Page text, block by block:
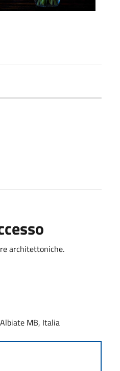
architettoniche.
MB, Italia